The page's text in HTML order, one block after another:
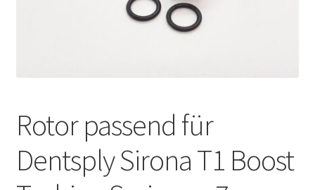
Rotor passend für
Dentsply Sirona T1 Boost